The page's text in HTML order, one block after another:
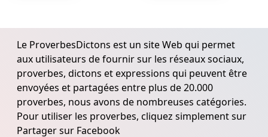
Le ProverbesDictons est un site Web qui permet
aux utilisateurs de fournir sur les réseaux sociaux,
proverbes, dictons et expressions qui peuvent être
envoyées et partagées entre plus de 20.000
proverbes, nous avons de nombreuses catégories.
Pour utiliser les proverbes, cliquez simplement sur
Partager sur Facebook